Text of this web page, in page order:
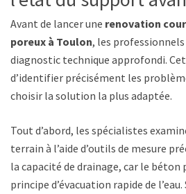
Avant de lancer une renovation
poreux à Toulon, les
diagnostic technique approfondi.
d’identifier précisément les
choisir la solution la plus adaptée.
Tout d’abord, les spécialistes
terrain à l’aide d’outils de mesure
la capacité de drainage, car le béton
principe d’évacuation rapide de